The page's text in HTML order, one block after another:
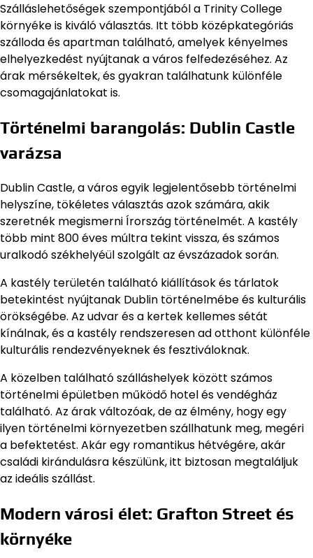
Szálláslehetőségek szempontjából a Trinity College
környéke is kiváló választás. Itt több középkategóriás
szálloda és apartman található, amelyek kényelmes
elhelyezkedést nyújtanak a város felfedezéséhez. Az
árak mérsékeltek, és gyakran találhatunk különféle
csomagajánlatokat is.
Történelmi barangolás: Dublin Castle
varázsa
Dublin Castle, a város egyik legjelentősebb történelmi
helyszíne, tökéletes választás azok számára, akik
szeretnék megismerni Írország történelmét. A kastély
több mint 800 éves múltra tekint vissza, és számos
uralkodó székhelyéül szolgált az évszázadok során.
A kastély területén található kiállítások és tárlatok
betekintést nyújtanak Dublin történelmébe és kulturális
örökségébe. Az udvar és a kertek kellemes sétát
kínálnak, és a kastély rendszeresen ad otthont különféle
kulturális rendezvényeknek és fesztiváloknak.
A közelben található szálláshelyek között számos
történelmi épületben működő hotel és vendégház
található. Az árak változóak, de az élmény, hogy egy
ilyen történelmi környezetben szállhatunk meg, megéri
a befektetést. Akár egy romantikus hétvégére, akár
családi kirándulásra készülünk, itt biztosan megtaláljuk
az ideális szállást.
Modern városi élet: Grafton Street és
környéke